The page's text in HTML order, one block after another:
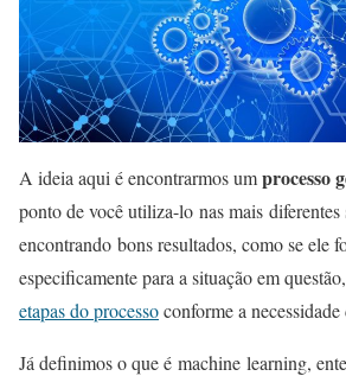
A ideia aqui é encontrarmos umprocesso
ponto de você utiliza-lo nas mais diferentes
encontrando bons resultados, como se ele
especificamente para a situação em
etapas do processoconforme a
Já definimos o que é machine learning,